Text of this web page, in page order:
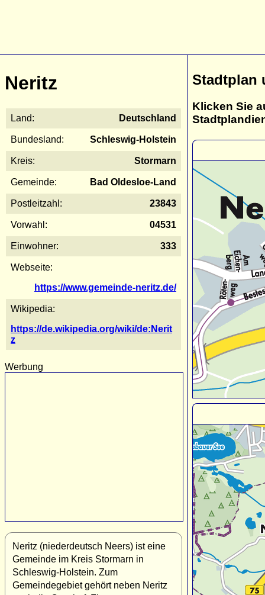
Neritz
Land: Deutschland
Bundesland: Schleswig-Holstein
Kreis: Stormarn
Gemeinde: Bad Oldesloe-Land
Postleitzahl: 23843
Vorwahl: 04531
Einwohner: 333
Webseite:
https://www.gemeinde-neritz.de/
Wikipedia:
https://de.wikipedia.org/wiki/de:Nerit
z
Werbung
Neritz (niederdeutsch Neers) ist eine
Gemeinde im Kreis Stormarn in
Schleswig-Holstein. Zum
Gemeindegebiet gehört neben Neritz
Stadtplan
Klicken Sie